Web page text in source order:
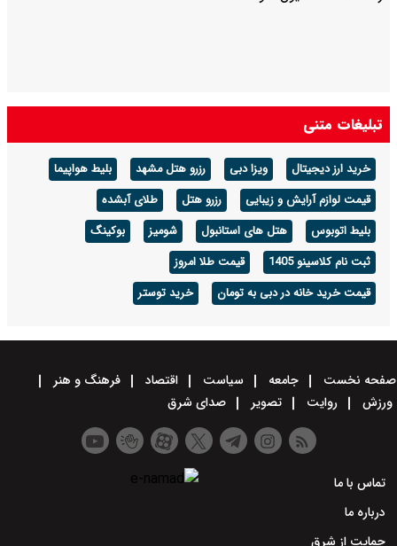
تبلیغات متنی
خرید ارز دیجیتال ویزا دبی رزرو هتل مشهد
بلیط هواپیما
قیمت لوازم آرایش و زیبایی
رزرو هتل
طلای آبشده
بلیط اتوبوس
هتل های استانبول شومیز
بوکینگ
ثبت نام کلاسینو 1405
قیمت طلا امروز
قیمت خرید خانه در دبی به تومان
خرید توستر
صفحه نخست جامعه سیاست اقتصاد
فرهنگ و هنر
ورزش
روایت تصویر صدای شرق
تماس با ما
درباره ما
حمایت از شرق